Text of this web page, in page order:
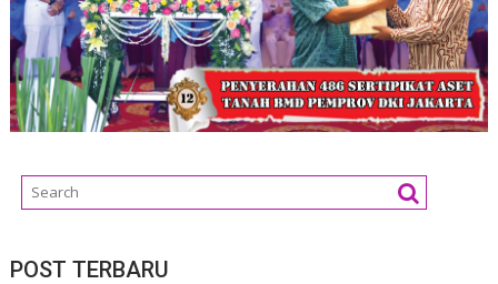
POST TERBARU